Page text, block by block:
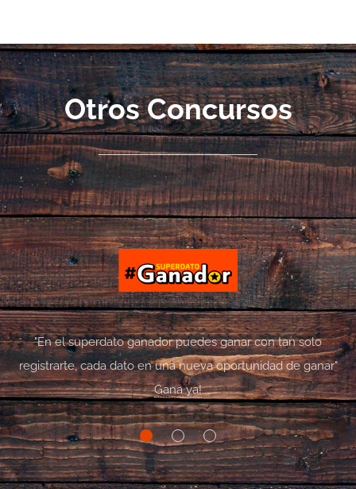
Otros Concursos
"En el superdato ganador puedes ganar con tan solo
registrarte, cada dato en una nueva oportunidad de ganar"
Gana ya!